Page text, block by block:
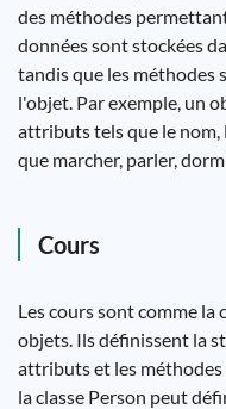
des méthodes
données sont stockées
tandis que les méthodes
l'objet. Par exemple, un
attributs tels que le nom,
que marcher, parler,
Cours
Les cours sont comme
objets. Ils définissent la
attributs et les
la classe Person peut